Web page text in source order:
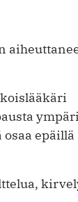
ympäri
epäillä